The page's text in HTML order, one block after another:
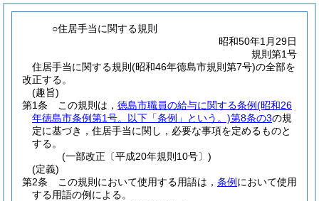
○住居手当に関する規則
昭和50年1月29日
規則第1号
住居手当に関する規則(昭和46年徳島市規則第7号)の全部を
改正する。
(趣旨)
第1条
この規則は， 徳島市職員の給与に関する条例(昭和26
年徳島市条例第1号。以下「条例」という。)第8条の3の規
定に基づき，住居手当に関し，必要な事項を定めるものと
する。
(一部改正〔平成20年規則10号〕)
(定義)
第2条
この規則において使用する用語は， 条例 において使用
する用語の例による。